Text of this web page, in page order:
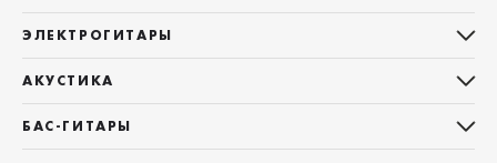
ЭЛЕКТРОГИТАРЫ
Telecaster
Les Paul
АКУСТИКА
БАС-ГИТАРЫ